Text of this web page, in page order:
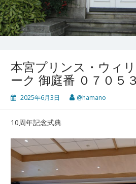
本宮プリンス・ウィ
ーク 御庭番 ０７０５
2025年6月3日 @hamano
10周年記念式典